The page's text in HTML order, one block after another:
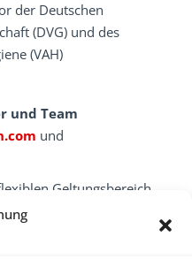
der Deutschen
(DVG) und des
(VAH)
und Team
und
Geltungsbereich
Sie hier ( .PDF